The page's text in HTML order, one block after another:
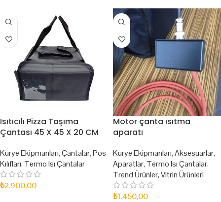
Isıtıcılı Pizza Taşıma
Çantası 45 X 45 X 20 CM
Kurye Ekipmanları,Çantalar,Pos
Kılıfları, Termo Isı Çantalar
₺2.900,00
Motor çanta ısıtma
aparatı
Kurye Ekipmanları,Aksesuarlar,
Aparatlar, Termo Isı Çantalar,
Trend Ürünler,Vitrin Ürünleri
₺1.450,00